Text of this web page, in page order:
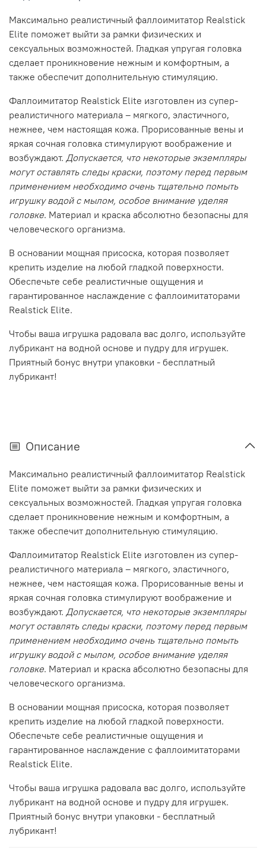
Максимально реалистичный фаллоимитатор Realstick
Elite поможет выйти за рамки физических и
сексуальных возможностей. Гладкая упругая головка
сделает проникновение нежным и комфортным, а
также обеспечит дополнительную стимуляцию.
Фаллоимитатор Realstick Elite изготовлен из супер-
реалистичного материала – мягкого, эластичного,
нежнее, чем настоящая кожа. Прорисованные вены и
яркая сочная головка стимулируют воображение и
возбуждают. Допускается, что некоторые экземпляры
могут оставлять следы краски, поэтому перед первым
применением необходимо очень тщательно помыть
игрушку водой с мылом, особое внимание уделяя
головке. Материал и краска абсолютно безопасны для
человеческого организма.
В основании мощная присоска, которая позволяет
крепить изделие на любой гладкой поверхности.
Обеспечьте себе реалистичные ощущения и
гарантированное наслаждение с фаллоимитаторами
Realstick Elite.
Чтобы ваша игрушка радовала вас долго, используйте
лубрикант на водной основе и пудру для игрушек.
Приятный бонус внутри упаковки - бесплатный
лубрикант!
Описание
Максимально реалистичный фаллоимитатор Realstick
Elite поможет выйти за рамки физических и
сексуальных возможностей. Гладкая упругая головка
сделает проникновение нежным и комфортным, а
также обеспечит дополнительную стимуляцию.
Фаллоимитатор Realstick Elite изготовлен из супер-
реалистичного материала – мягкого, эластичного,
нежнее, чем настоящая кожа. Прорисованные вены и
яркая сочная головка стимулируют воображение и
возбуждают. Допускается, что некоторые экземпляры
могут оставлять следы краски, поэтому перед первым
применением необходимо очень тщательно помыть
игрушку водой с мылом, особое внимание уделяя
головке. Материал и краска абсолютно безопасны для
человеческого организма.
В основании мощная присоска, которая позволяет
крепить изделие на любой гладкой поверхности.
Обеспечьте себе реалистичные ощущения и
гарантированное наслаждение с фаллоимитаторами
Realstick Elite.
Чтобы ваша игрушка радовала вас долго, используйте
лубрикант на водной основе и пудру для игрушек.
Приятный бонус внутри упаковки - бесплатный
лубрикант!